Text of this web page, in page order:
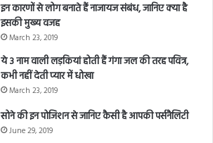
इन कारणों से लोग बनाते हैं नाजायज संबंध, जानिए क्या है
इसकी मुख्य वजह
March 23, 2019
ये 3 नाम वाली लड़कियां होती हैं गंगा जल की तरह पवित्र,
कभी नहीं देती प्यार में धोखा
March 23, 2019
सोने की इन पोजिशन से जानिए कैसी है आपकी पर्सनैलिटी
June 29, 2019